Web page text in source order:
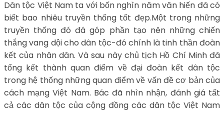
Dân tộc Việt Nam ta với bốn nghìn năm văn hiến đã có
biết bao nhiêu truyền thống tốt đẹp.Một trong những
truyền thống đó đá góp phần tạo nên những chiến
thắng vang dội cho dân tộc-đó chính là tinh thần đoàn
kết của nhân dân. Và sau này chủ tịch Hồ Chí Minh đã
tổng kết thành quan điểm về đại đoàn kết dân tộc
trong hệ thống những quan điểm về vấn đề cơ bản của
cách mạng Việt Nam. Bác đã nhìn nhận, đánh giá tất
cả các dân tộc của cộng đồng các dân tộc Việt Nam